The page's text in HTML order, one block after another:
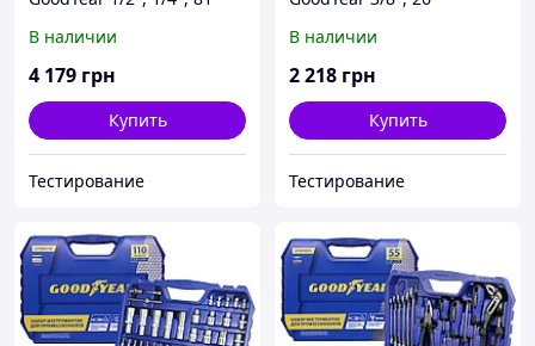
В наличии
4 179 грн
Купить
Тестирование
В наличии
2 218 грн
Купить
Тестирование